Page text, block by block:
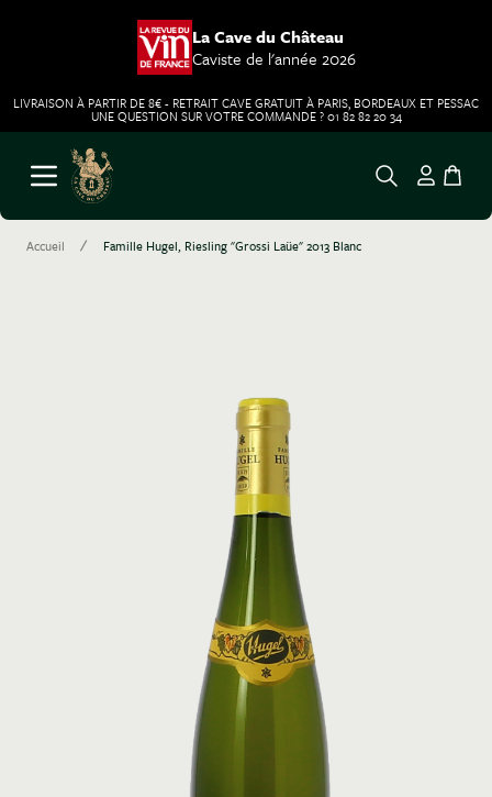
La Cave du Château
Caviste de l'année 2026
LIVRAISON À PARTIR DE 8€ - RETRAIT CAVE GRATUIT À PARIS, BORDEAUX ET PESSAC
UNE QUESTION SUR VOTRE COMMANDE ? 01 82 82 20 34
Aller au contenu
Ouvrir le menu
Accueil / Famille Hugel, Riesling "Grossi Laüe" 2013 Blanc